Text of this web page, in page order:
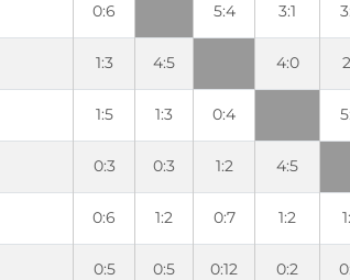
0:6 5:4 3:1
1:3 4:5 4:0
1:5 1:3 0:4
0:3 0:3 1:2 4:5
0:6 1:2 0:7 1:2
0:5 0:5 0:12 0:2